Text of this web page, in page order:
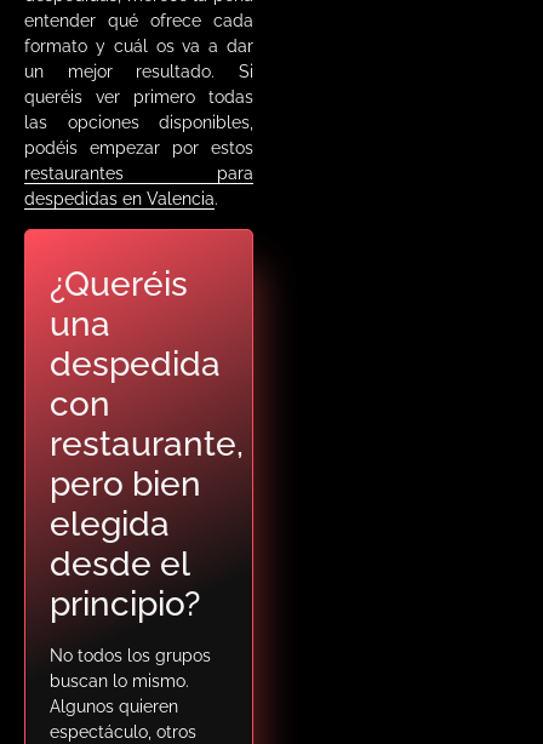
entender qué ofrece cada
formato y cuál os va a dar
un mejor resultado. Si
queréis ver primero todas
las opciones disponibles,
podéis empezar por estos
restaurantes para
despedidas en Valencia.
¿Queréis
una
despedida
con
restaurante,
pero bien
elegida
desde el
principio?
No todos los grupos
buscan lo mismo.
Algunos quieren
espectáculo, otros